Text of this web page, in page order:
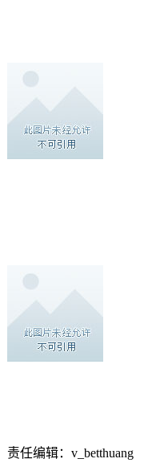
责任编辑：v_betthuang